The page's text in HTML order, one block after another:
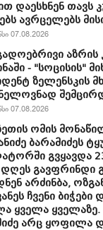
დაესხნენ თავს
ავრცელებს
07.08.2026
აზრის
- "სოცისის"
ზელენსკის
07.08.2026
ომის
ბარამიძეს
გვყავდა
დღეს გავფრინდი
არძინბა,
ჩვენი ბიჭები
ყველა ყველაზე.
არც ყოფილა